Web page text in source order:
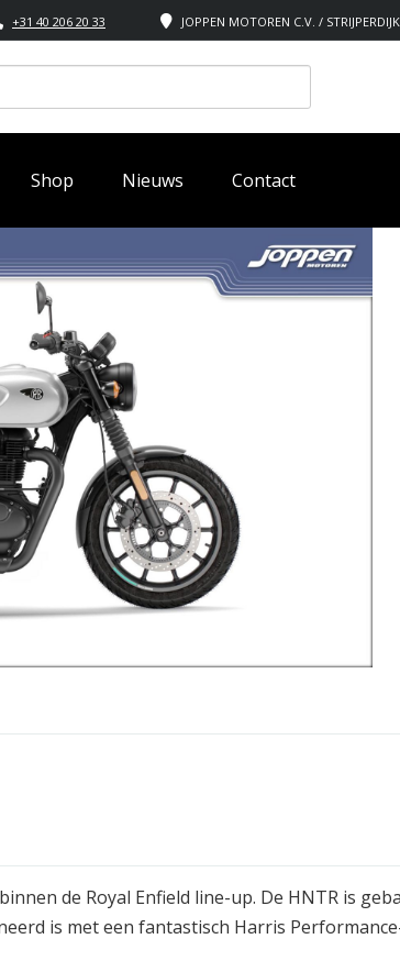
JOPPEN MOTOREN C.V. /
+31 40 206 20 33
Shop Nieuws Contact
de Royal Enfield line-up. De HNTR is
is met een fantastisch Harris